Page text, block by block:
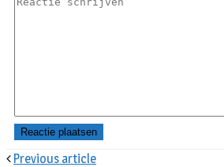
Previous article